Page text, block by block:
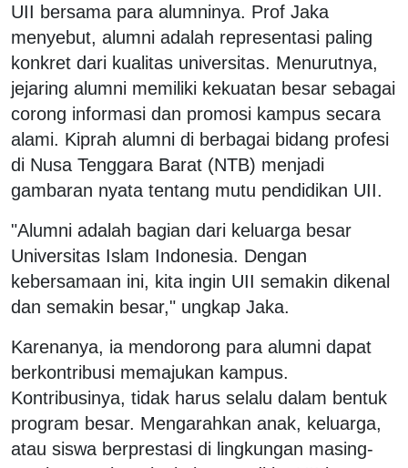
UII bersama para alumninya. Prof Jaka
menyebut, alumni adalah representasi paling
konkret dari kualitas universitas. Menurutnya,
jejaring alumni memiliki kekuatan besar sebagai
corong informasi dan promosi kampus secara
alami. Kiprah alumni di berbagai bidang profesi
di Nusa Tenggara Barat (NTB) menjadi
gambaran nyata tentang mutu pendidikan UII.
"Alumni adalah bagian dari keluarga besar
Universitas Islam Indonesia. Dengan
kebersamaan ini, kita ingin UII semakin dikenal
dan semakin besar," ungkap Jaka.
Karenanya, ia mendorong para alumni dapat
berkontribusi memajukan kampus.
Kontribusinya, tidak harus selalu dalam bentuk
program besar. Mengarahkan anak, keluarga,
atau siswa berprestasi di lingkungan masing-